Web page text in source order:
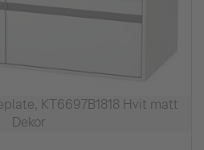
KT6697B1818 Hvit matt
Dekor